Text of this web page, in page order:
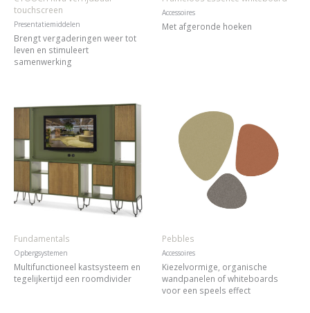
touchscreen
Presentatiemiddelen
Brengt vergaderingen weer tot
leven en stimuleert
samenwerking
Accessoires
Met afgeronde hoeken
Fundamentals
Opbergsystemen
Multifunctioneel kastsysteem en
tegelijkertijd een roomdivider
Pebbles
Accessoires
Kiezelvormige, organische
wandpanelen of whiteboards
voor een speels effect